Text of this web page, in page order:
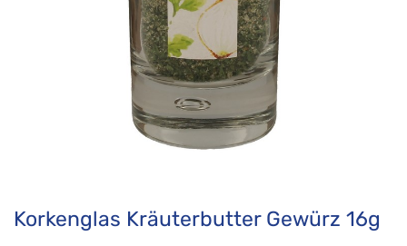
Korkenglas Kräuterbutter Gewürz 16g